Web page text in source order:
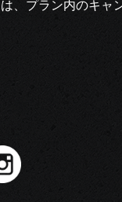
は、プラン内のキャ